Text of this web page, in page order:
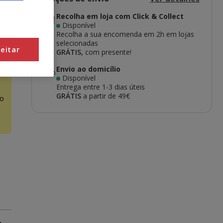
Recolha em loja com Click & Collect
Disponível
Recolha a sua encomenda em 2h em lojas
selecionadas
GRÁTIS, com presente!
Envio ao domicílio
Disponível
Entrega entre 1-3 dias úteis
GRÁTIS a partir de 49€